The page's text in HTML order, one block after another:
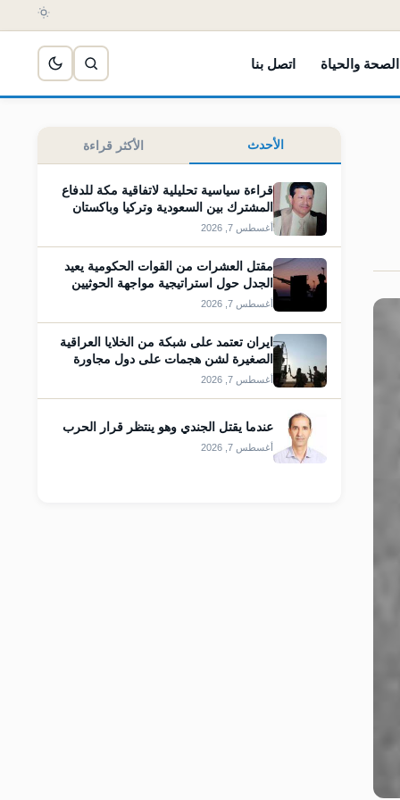
الصحة والحياة اتصل بنا
الأحدث الأكثر قراءة
قراءة سياسية تحليلية لاتفاقية مكة للدفاع
المشترك بين السعودية وتركيا وباكستان
أغسطس 7, 2026
مقتل العشرات من القوات الحكومية يعيد
الجدل حول استراتيجية مواجهة الحوثيين
أغسطس 7, 2026
ايران تعتمد على شبكة من الخلايا العراقية
الصغيرة لشن هجمات على دول مجاورة
أغسطس 7, 2026
عندما يقتل الجندي وهو ينتظر قرار الحرب
أغسطس 7, 2026